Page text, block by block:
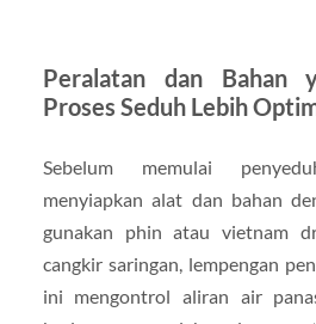
Peralatan dan Bahan
Proses Seduh Lebih
Sebelum memulai
menyiapkan alat dan bahan
gunakan phin atau vietnam
cangkir saringan, lempengan
ini mengontrol aliran air